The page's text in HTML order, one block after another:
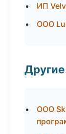
ИП
ООО
ООО